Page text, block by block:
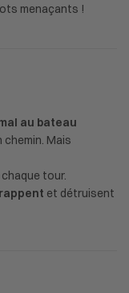
menaçants !
au bateau
Mais
tour.
et détruisent